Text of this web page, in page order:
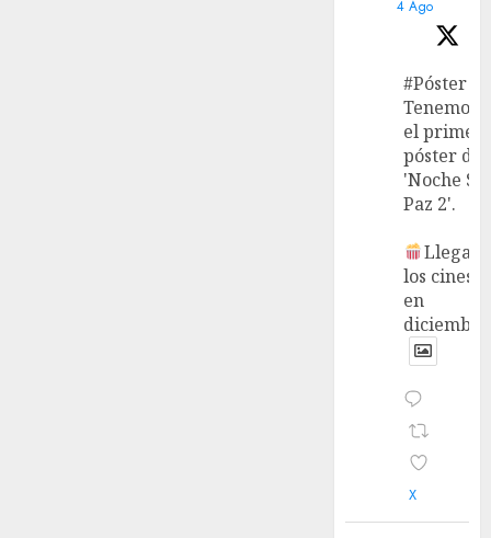
4 Ago
#Póster
Tenemos
el primer
póster de
'Noche
Paz 2'.
Llega a
los cines
en
X